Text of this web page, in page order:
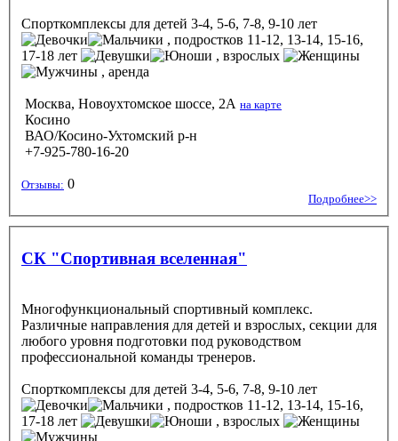
Спорткомплексы для детей 3-4, 5-6, 7-8, 9-10 лет
, подростков 11-12, 13-14, 15-16,
17-18 лет
, взрослых
, аренда
Москва, Новоухтомское шоссе, 2А на карте
Косино
ВАО/Косино-Ухтомский р-н
+7-925-780-16-20
Отзывы: 0
Подробнее>>
СК "Спортивная вселенная"
Многофункциональный спортивный комплекс.
Различные направления для детей и взрослых, секции для
любого уровня подготовки под руководством
профессиональной команды тренеров.
Спорткомплексы для детей 3-4, 5-6, 7-8, 9-10 лет
, подростков 11-12, 13-14, 15-16,
17-18 лет
, взрослых